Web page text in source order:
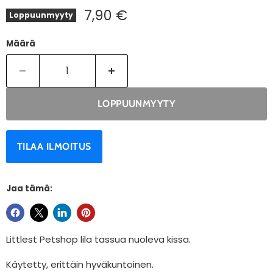
Loppuunmyyty Nykyinen hinta
7,90 €
Määrä
LOPPUUNMYYTY
TILAA ILMOITUS
Jaa tämä:
Littlest Petshop lila tassua nuoleva kissa.
Käytetty, erittäin hyväkuntoinen.